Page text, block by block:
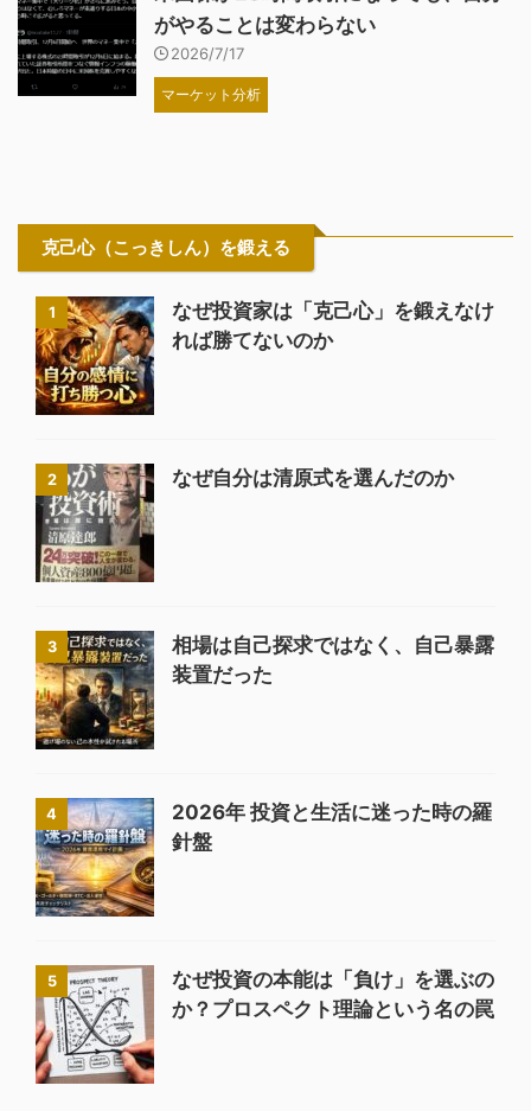
がやることは変わらない
2026/7/17
マーケット分析
克己心（こっきしん）を鍛える
1
なぜ投資家は「克己心」を鍛えなけ
れば勝てないのか
2 なぜ自分は清原式を選んだのか
3
相場は自己探求ではなく、自己暴露
装置だった
4
2026年 投資と生活に迷った時の羅
針盤
5
なぜ投資の本能は「負け」を選ぶの
か？プロスペクト理論という名の罠